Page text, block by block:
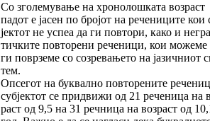
Со зголемување на хронолошката возраст
падот е јасен по бројот на речениците
јектот не успеа да ги повтори, како и
тич­ките повторени реченици, кои мо­же­ме
ги поврземе со созревањето на јазич­ниот
тем.
Опсегот на буквално повторените
субјектот се придвижи од 21 реченица на
раст од 9,5 на 31 речница на возраст од